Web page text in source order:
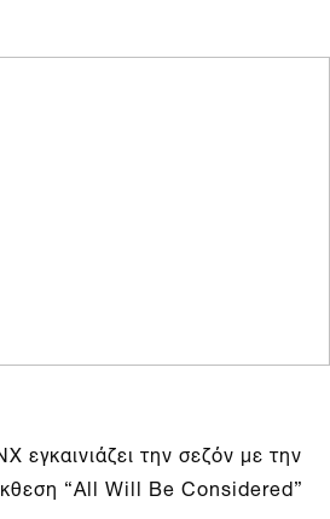
εγκαινιάζει την σεζόν με την
“All Will Be Considered”